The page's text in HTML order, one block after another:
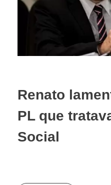
Renato
PL que
Social